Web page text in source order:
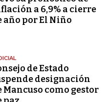
a 6,9% a cierre
año por El Niño
de Estado
designación
Mancuso como gestor